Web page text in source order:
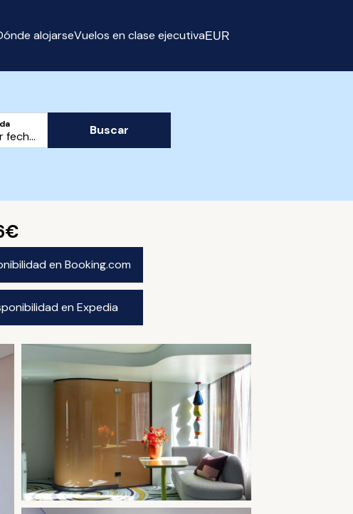
alojarseVuelos en clase ejecutivaEUR
Buscar
en Booking.com
en Expedia